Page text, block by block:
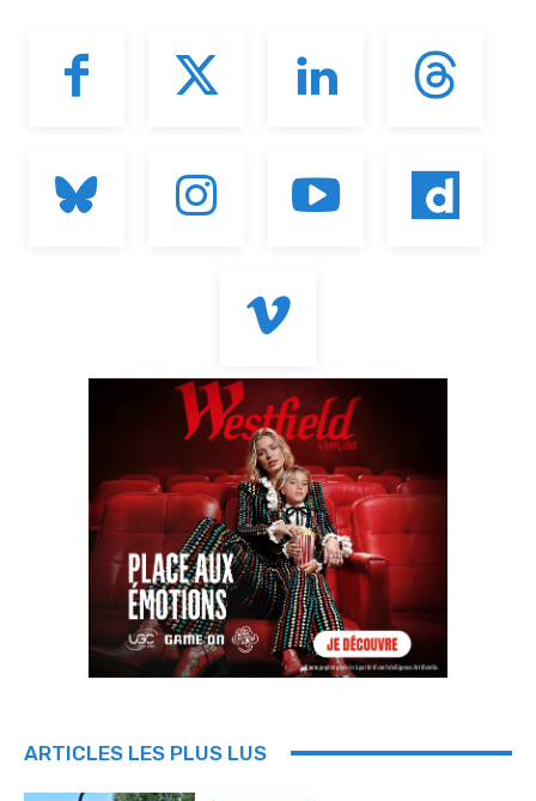
ARTICLES LES PLUS LUS